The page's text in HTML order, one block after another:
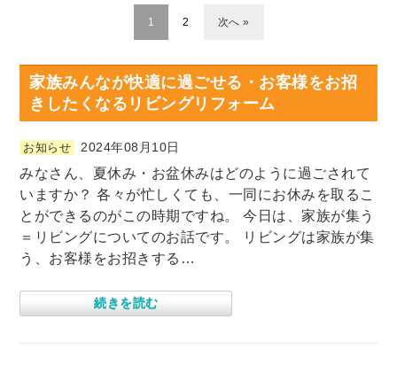
1 2 次へ »
家族みんなが快適に過ごせる・お客様をお招
きしたくなるリビングリフォーム
お知らせ 2024年08月10日
みなさん、夏休み・お盆休みはどのように過ごされて
いますか？ 各々が忙しくても、一同にお休みを取るこ
とができるのがこの時期ですね。 今日は、家族が集う
＝リビングについてのお話です。 リビングは家族が集
う、お客様をお招きする…
続きを読む